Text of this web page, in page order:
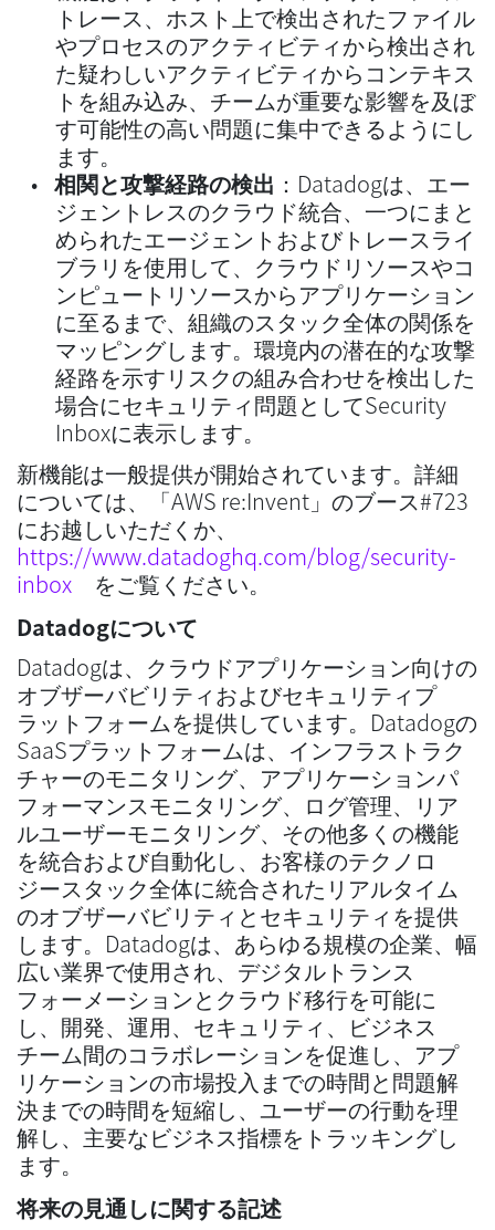
トレース、ホスト上で検出されたファイル
やプロセスのアクティビティから検出され
た疑わしいアクティビティからコンテキス
トを組み込み、チームが重要な影響を及ぼ
す可能性の高い問題に集中できるようにし
ます。
相関と攻撃経路の検出 ：Datadogは、エー
ジェントレスのクラウド統合、一つにまと
められたエージェントおよびトレースライ
ブラリを使用して、クラウドリソースやコ
ンピュートリソースからアプリケーション
に至るまで、組織のスタック全体の関係を
マッピングします。環境内の潜在的な攻撃
経路を示すリスクの組み合わせを検出した
場合にセキュリティ問題としてSecurity
Inboxに表示します。
新機能は一般提供が開始されています。詳細
については、「AWS re:Invent」のブース#723
にお越しいただくか、
https://www.datadoghq.com/blog/security-
inbox をご覧ください。
Datadogについて
Datadogは、クラウドアプリケーション向けの
オブザーバビリティおよびセキュリティプ
ラットフォームを提供しています。Datadogの
SaaSプラットフォームは、インフラストラク
チャーのモニタリング、アプリケーションパ
フォーマンスモニタリング、ログ管理、リア
ルユーザーモニタリング、その他多くの機能
を統合および自動化し、お客様のテクノロ
ジースタック全体に統合されたリアルタイム
のオブザーバビリティとセキュリティを提供
します。Datadogは、あらゆる規模の企業、幅
広い業界で使用され、デジタルトランス
フォーメーションとクラウド移行を可能に
し、開発、運用、セキュリティ、ビジネス
チーム間のコラボレーションを促進し、アプ
リケーションの市場投入までの時間と問題解
決までの時間を短縮し、ユーザーの行動を理
解し、主要なビジネス指標をトラッキングし
ます。
将来の見通しに関する記述